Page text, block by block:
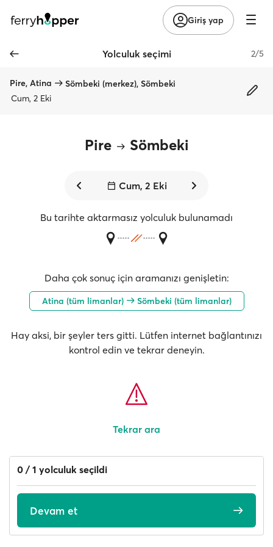
Giriş yap
Yolculuk seçimi 2/5
Pire, Atina
Sömbeki (merkez), Sömbeki
Cum, 2 Eki
Pire Sömbeki
Cum, 2 Eki
Bu tarihte aktarmasız yolculuk bulunamadı
Daha çok sonuç için aramanızı genişletin:
Atina (tüm limanlar) Sömbeki (tüm limanlar)
Hay aksi, bir şeyler ters gitti. Lütfen internet bağlantınızı
kontrol edin ve tekrar deneyin.
Tekrar ara
0 / 1 yolculuk seçildi
Devam et